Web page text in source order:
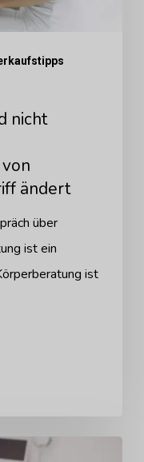
nicht
ändert
über
ist ein
ist